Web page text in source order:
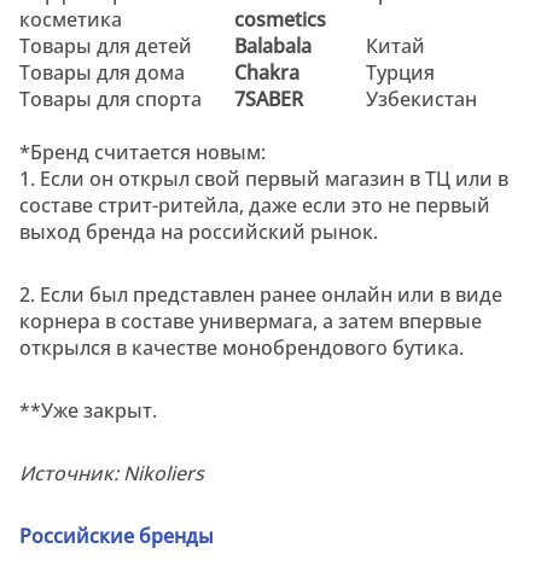
косметика
cosmetics
Товары для детей
Balabala
Китай
Товары для дома
Chakra
Турция
Товары для спорта
7SABER
Узбекистан
*Бренд считается новым:
1. Если он открыл свой первый магазин в ТЦ или в
составе стрит-ритейла, даже если это не первый
выход бренда на российский рынок.
2. Если был представлен ранее онлайн или в виде
корнера в составе универмага, а затем впервые
открылся в качестве монобрендового бутика.
**Уже закрыт.
Источник: Nikoliers
Российские бренды